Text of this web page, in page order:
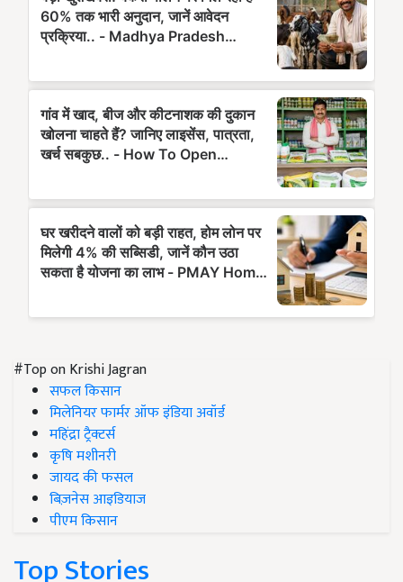
#Top on Krishi Jagran
सफल किसान
मिलेनियर फार्मर ऑफ इंडिया अवॉर्ड
महिंद्रा ट्रैक्टर्स
कृषि मशीनरी
जायद की फसल
बिज़नेस आइडियाज
पीएम किसान
Top Stories